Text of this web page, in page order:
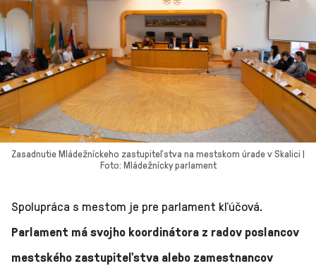
Zasadnutie Mládežníckeho zastupiteľstva na mestskom úrade v Skalici |
Foto: Mládežnícky parlament
Spolupráca s mestom je pre parlament kľúčová.
Parlament má svojho koordinátora z radov poslancov
mestského zastupiteľstva alebo zamestnancov